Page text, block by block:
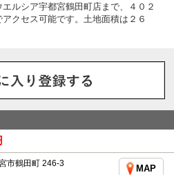
ルシア宇都宮鶴田町店まで、４０２
クセス可能です。土地面積は２６
市鶴田町 246-3
MAP